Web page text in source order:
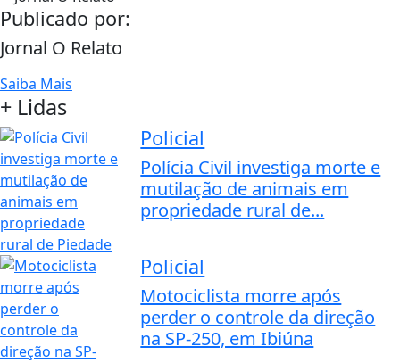
Publicado por:
Jornal O Relato
Saiba Mais
+ Lidas
Policial
Polícia Civil investiga morte e
mutilação de animais em
propriedade rural de...
Policial
Motociclista morre após
perder o controle da direção
na SP-250, em Ibiúna